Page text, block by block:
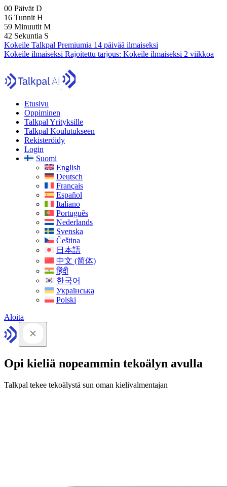
00 Päivät D
16 Tunnit H
59 Minuutit M
41 Sekuntia S
Kokeile Talkpal Premiumia 14 päivää ilmaiseksi
Kokeile ilmaiseksi Rajoitettu tarjous: Kokeile ilmaiseksi 2 viikkoa
Etusivu
Oppiminen
Talkpal Yrityksille
Talkpal Koulutukseen
Rekisteröidy
Login
Suomi
English
Deutsch
Français
Español
Italiano
Português
Nederlands
Svenska
Čeština
日本語
中文 (简体)
हिंदी
한국어
Українська
Polski
Aloita
Opi kieliä nopeammin tekoälyn avulla
Talkpal tekee tekoälystä sun oman kielivalmentajan